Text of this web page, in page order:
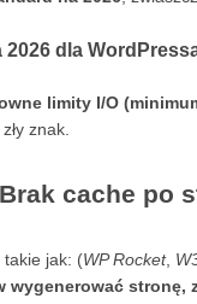
2026 dla
limity I/O
znak.
Brak cache po
takie jak: (WP Rocket,
wygenerować stronę,